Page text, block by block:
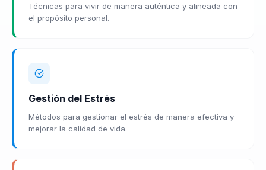
Técnicas para vivir de manera auténtica y alineada con
el propósito personal.
Gestión del Estrés
Métodos para gestionar el estrés de manera efectiva y
mejorar la calidad de vida.